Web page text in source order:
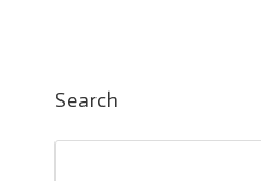
Search